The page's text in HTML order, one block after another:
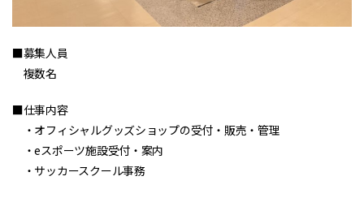
■募集人員
複数名
■仕事内容
・オフィシャルグッズショップの受付・販売・管理
・eスポーツ施設受付・案内
・サッカースクール事務